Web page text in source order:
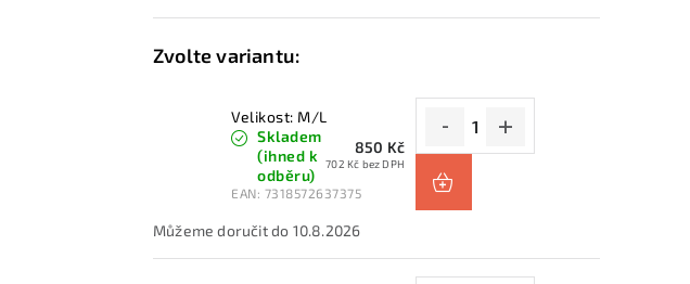
Velikost: M/L
Skladem
(ihned k
odběru)
EAN: 7318572637375
850 Kč
702 Kč bez DPH
10.8.2026